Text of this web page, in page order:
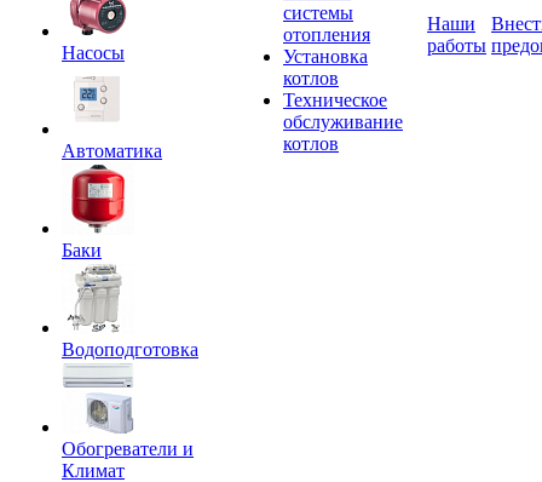
Насосы
Автоматика
Баки
Водоподготовка
Обогреватели и
Климат
системы
отопления
Установка
котлов
Техническое
обслуживание
котлов
Наши
работы